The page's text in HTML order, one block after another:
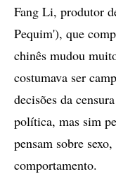
Fang Li, produtor
Pequim'), que
chinês mudou
costumava ser
decisões da
política, mas sim
pensam sobre
comportamento.